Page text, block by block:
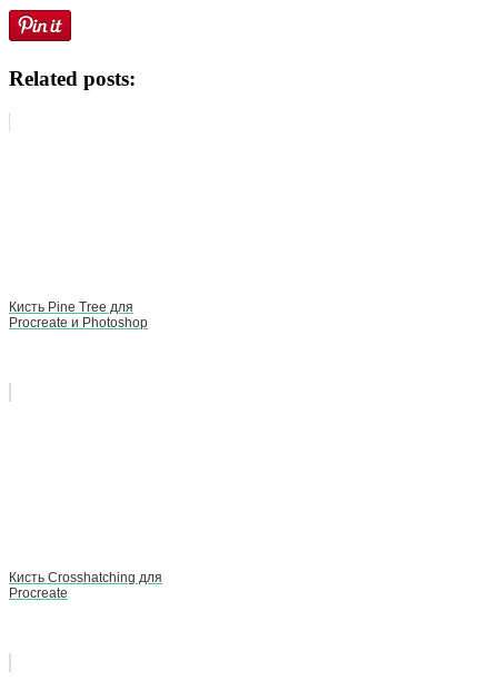
Related posts:
Кисть Pine Tree для
Procreate и Photoshop
Кисть Crosshatching для
Procreate